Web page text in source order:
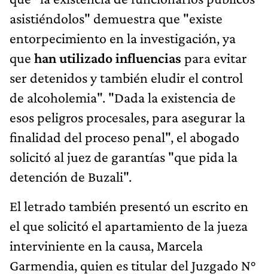
asistiéndolos" demuestra que "existe
entorpecimiento en la investigación, ya
que han utilizado influencias para evitar
ser detenidos y también eludir el control
de alcoholemia". "Dada la existencia de
esos peligros procesales, para asegurar la
finalidad del proceso penal", el abogado
solicitó al juez de garantías "que pida la
detención de Buzali".
El letrado también presentó un escrito en
el que solicitó el apartamiento de la jueza
interviniente en la causa, Marcela
Garmendia, quien es titular del Juzgado N°